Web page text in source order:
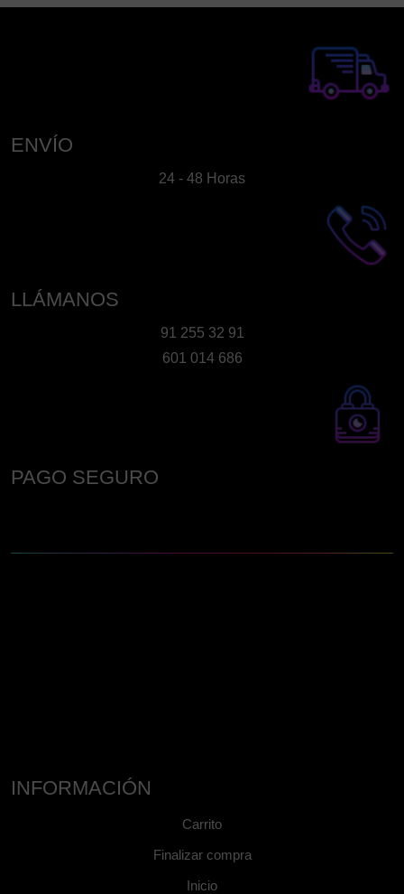
ENVÍO
24 - 48 Horas
LLÁMANOS
91 255 32 91
601 014 686
PAGO SEGURO
INFORMACIÓN
Carrito
Finalizar compra
Inicio